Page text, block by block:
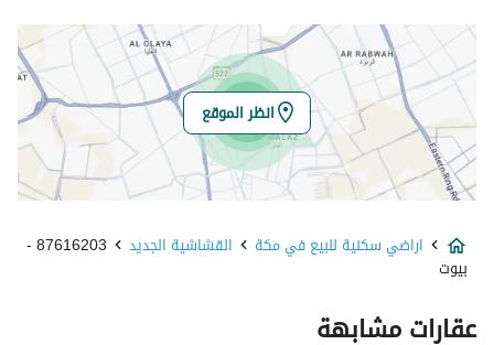
خط العرض
21.2262571098638
خط الطول
39.83518365058805
تفاصيل العقار
نوع الإعلان
للبيع
استخدام العقار
سكني
انظر الموقع
اراضي سكنية للبيع في مكة القشاشية الجديد 87616203 -
بيوت
عقارات مشابهة